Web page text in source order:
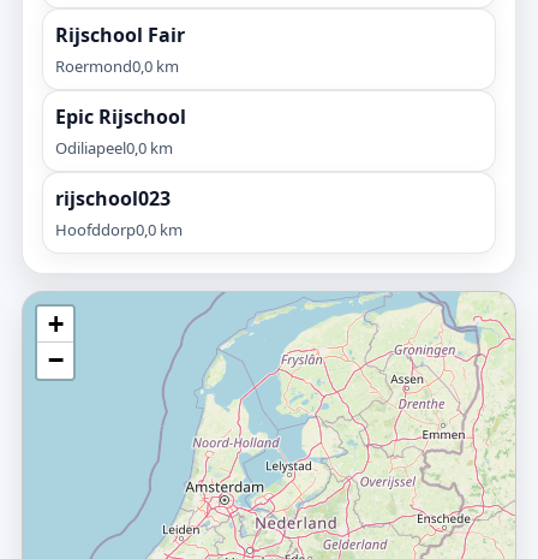
Rijschool Fair
Roermond0,0 km
Epic Rijschool
Odiliapeel0,0 km
rijschool023
Hoofddorp0,0 km
+
−